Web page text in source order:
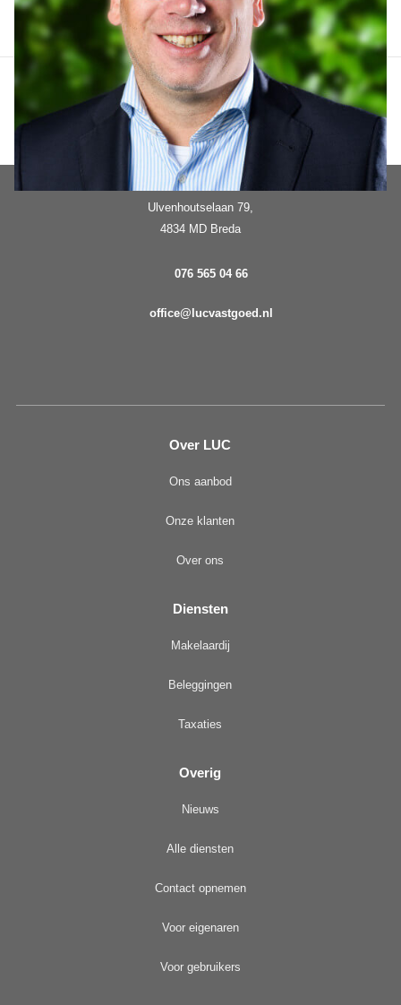
Ulvenhoutselaan 79,
4834 MD Breda
076 565 04 66
office@lucvastgoed.nl
Over LUC
Ons aanbod
Onze klanten
Over ons
Diensten
Makelaardij
Beleggingen
Taxaties
Overig
Nieuws
Alle diensten
Contact opnemen
Voor eigenaren
Voor gebruikers